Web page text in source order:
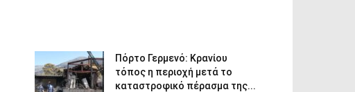
Πόρτο Γερμενό: Κρανίου
τόπος η περιοχή μετά το
καταστροφικό πέρασμα της...